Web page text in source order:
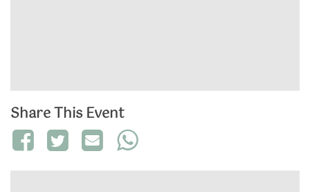
Share This Event